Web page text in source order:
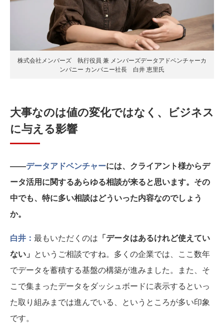
株式会社メンバーズ 執行役員 兼 メンバーズデータアドベンチャーカ
ンパニー カンパニー社長 白井 恵里氏
大事なのは値の変化ではなく、ビジネス
に与える影響
――データアドベンチャーには、クライアント様からデ
ータ活用に関するあらゆる相談が来ると思います。その
中でも、特に多い相談はどういった内容なのでしょう
か。
白井： 最もいただくのは 「データはあるけれど使えてい
ない」 というご相談ですね。多くの企業では、ここ数年
でデータを蓄積する基盤の構築が進みました。また、そ
こで集まったデータをダッシュボードに表示するといっ
た取り組みまでは進んでいる、というところが多い印象
です。